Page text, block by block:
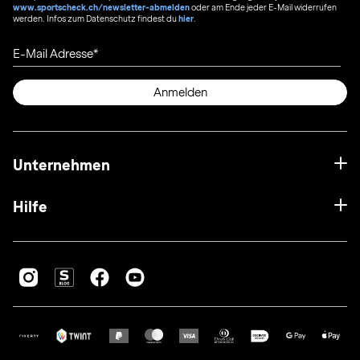
www.sportscheck.ch/newsletter-abmeldenoder am Ende jeder E-Mail widerrufen
werden. Infos zum Datenschutz findest duhier
E-Mail Adresse
Anmelden
Unternehmen
Hilfe